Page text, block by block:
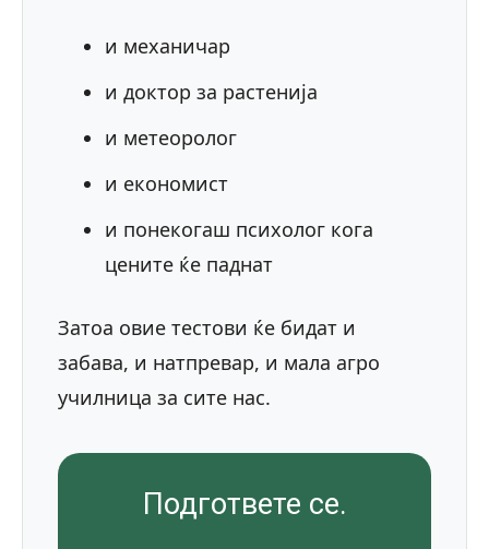
и механичар
и доктор за растенија
и метеоролог
и економист
и понекогаш психолог кога
цените ќе паднат
Затоа овие тестови ќе бидат и
забава, и натпревар, и мала агро
училница за сите нас.
Подгответе се.